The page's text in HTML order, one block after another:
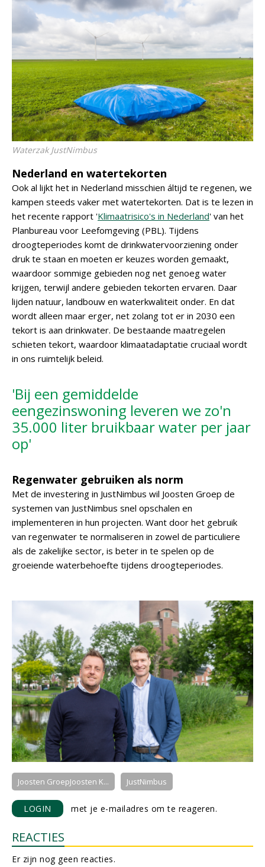
Waterzak JustNimbus
Nederland en watertekorten
Ook al lijkt het in Nederland misschien áltijd te regenen, we
kampen steeds vaker met watertekorten. Dat is te lezen in
het recente rapport 'Klimaatrisico's in Nederland' van het
Planbureau voor Leefomgeving (PBL). Tijdens
droogteperiodes komt de drinkwatervoorziening onder
druk te staan en moeten er keuzes worden gemaakt,
waardoor sommige gebieden nog net genoeg water
krijgen, terwijl andere gebieden tekorten ervaren. Daar
lijden natuur, landbouw en waterkwaliteit onder. En dat
wordt alleen maar erger, net zolang tot er in 2030 een
tekort is aan drinkwater. De bestaande maatregelen
schieten tekort, waardoor klimaatadaptatie cruciaal wordt
in ons ruimtelijk beleid.
'Bij een gemiddelde
eengezinswoning leveren we zo'n
35.000 liter bruikbaar water per jaar
op'
Regenwater gebruiken als norm
Met de investering in JustNimbus wil Joosten Groep de
systemen van JustNimbus snel opschalen en
implementeren in hun projecten. Want door het gebruik
van regenwater te normaliseren in zowel de particuliere
als de zakelijke sector, is beter in te spelen op de
groeiende waterbehoefte tijdens droogteperiodes.
Joosten GroepJoosten K... JustNimbus
LOGIN met je e-mailadres om te reageren.
REACTIES
Er zijn nog geen reacties.